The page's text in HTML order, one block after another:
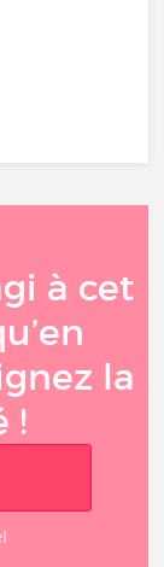
à cet
la
!